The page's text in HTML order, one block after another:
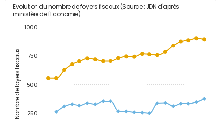
Nombre de foyers fiscaux
Evolution du nombre de foyers fiscaux (Source : JDN d'après
ministère de l'Economie)
250
500
750
1000